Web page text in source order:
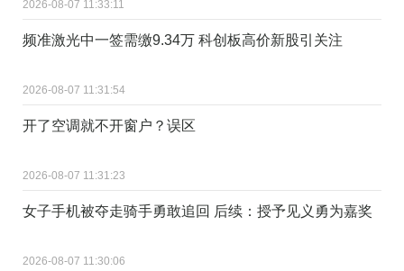
2026-08-07 11:33:11
频准激光中一签需缴9.34万 科创板高价新股引关注
2026-08-07 11:31:54
开了空调就不开窗户？误区
2026-08-07 11:31:23
女子手机被夺走骑手勇敢追回 后续：授予见义勇为嘉奖
2026-08-07 11:30:06